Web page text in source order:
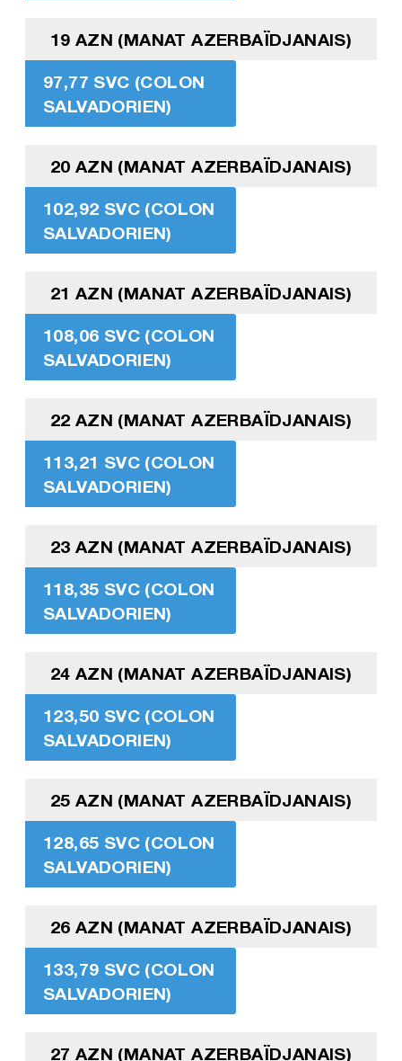
19 AZN (MANAT AZERBAÏDJANAIS)
97,77 SVC (COLON
SALVADORIEN)
20 AZN (MANAT AZERBAÏDJANAIS)
102,92 SVC (COLON
SALVADORIEN)
21 AZN (MANAT AZERBAÏDJANAIS)
108,06 SVC (COLON
SALVADORIEN)
22 AZN (MANAT AZERBAÏDJANAIS)
113,21 SVC (COLON
SALVADORIEN)
23 AZN (MANAT AZERBAÏDJANAIS)
118,35 SVC (COLON
SALVADORIEN)
24 AZN (MANAT AZERBAÏDJANAIS)
123,50 SVC (COLON
SALVADORIEN)
25 AZN (MANAT AZERBAÏDJANAIS)
128,65 SVC (COLON
SALVADORIEN)
26 AZN (MANAT AZERBAÏDJANAIS)
133,79 SVC (COLON
SALVADORIEN)
27 AZN (MANAT AZERBAÏDJANAIS)